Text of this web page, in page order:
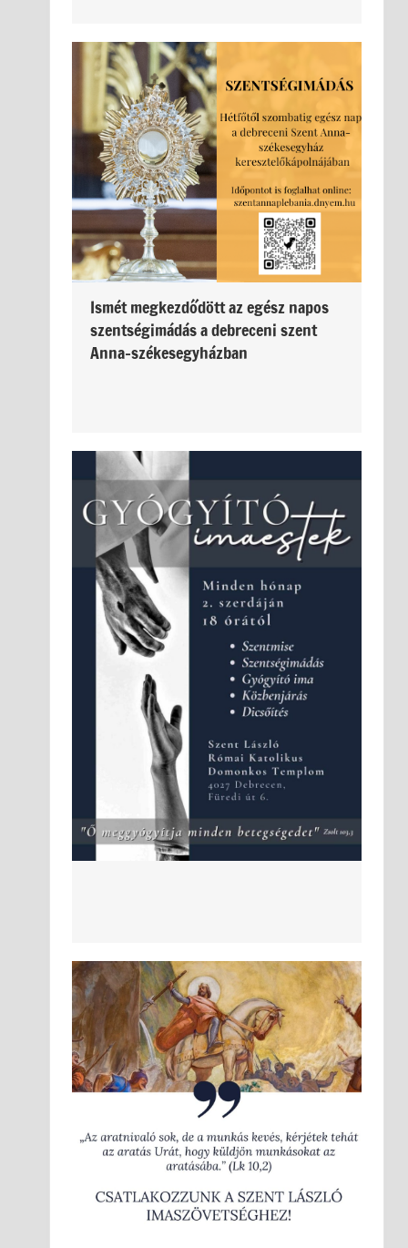
Ismét megkezdődött az egész napos
szentségimádás a debreceni szent
Anna-székesegyházban